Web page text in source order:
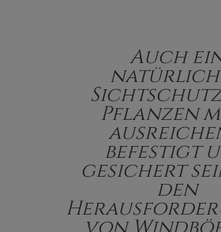
Auch
Pflanzen
befestigt
gesichert
den